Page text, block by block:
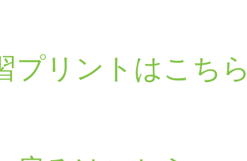
プリントはこちら